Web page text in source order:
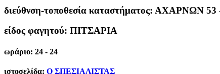
διεύθνση-τοποθεσία καταστήματος: ΑΧΑΡΝΩΝ 53
είδος φαγητού: ΠΙΤΣΑΡΙΑ
ωράριο: 24 - 24
ιστοσελίδα: Ο ΣΠΕΣΙΑΛΙΣΤΑΣ